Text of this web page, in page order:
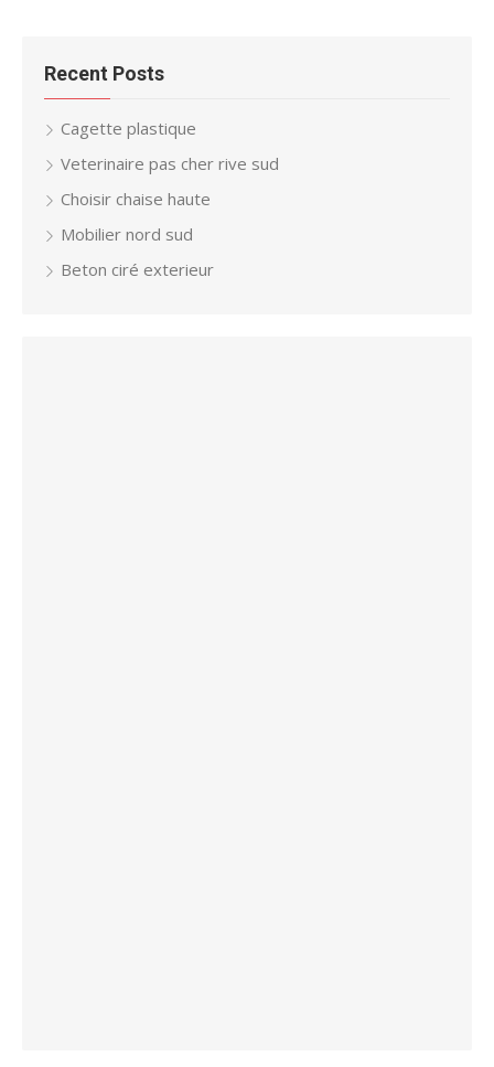
Recent Posts
Cagette plastique
Veterinaire pas cher rive sud
Choisir chaise haute
Mobilier nord sud
Beton ciré exterieur